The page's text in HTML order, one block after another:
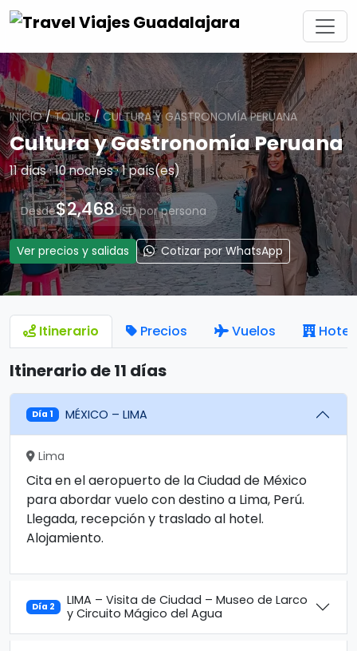
INICIO/TOURS/CULTURA Y GASTRONOMÍA PERUANA
Cultura y Gastronomía Peruana
11 días · 10 noches · 1 país(es)
Desde$2,468USD por persona
Ver precios y salidas Cotizar por WhatsApp
Itinerario Precios Vuelos
Itinerario de 11 días
Día 1 MÉXICO – LIMA
Lima
Cita en el aeropuerto de la Ciudad de México
para abordar vuelo con destino a Lima, Perú.
Llegada, recepción y traslado al hotel.
Alojamiento.
Día 2
LIMA – Visita de Ciudad – Museo de Larco
y Circuito Mágico del Agua